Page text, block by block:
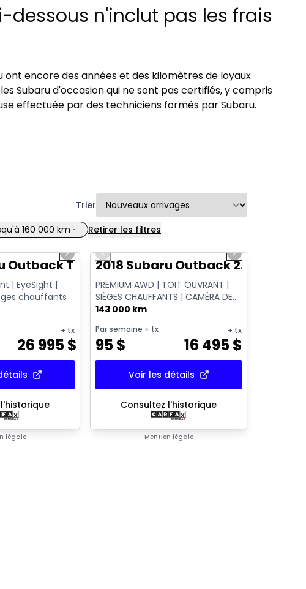
dessous n'inclut pas les frais
encore des années et des kilomètres de loyaux
Subaru d'occasion qui ne sont pas certifiés, y compris
effectuée par des techniciens formés par Subaru.
Trier
160 000 km Retirer les filtres
1/14
Next slide
Outback Touring
| EyeSight |
chauffants
+ tx
26 995$
légale
Previous slide
Next slide
2018 Subaru Outback 2.5i
PREMIUM AWD | TOIT OUVRANT |
SIÈGES CHAUFFANTS | CAMÉRA DE
RECUL | APPLE CARPLAY | HAYON
143 000 km
Par semaine + tx
95$
+ tx
16 495$
Voir les détails
Consultez l'historique
Mention légale